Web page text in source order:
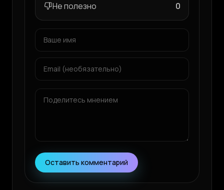
Не полезно 0
Оставить комментарий